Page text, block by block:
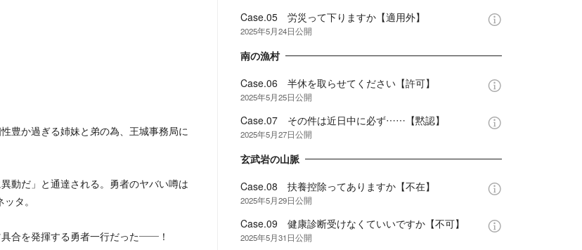
豊か過ぎる姉妹と弟の為、王城事務局に
動だ」と通達される。勇者のヤバい噂は
タ。
合を発揮する勇者一行だった——！
Case.05 労災って下りますか【適用外】
2025年5月24日公開
南の漁村
Case.06 半休を取らせてください【許可】
2025年5月25日公開
Case.07 その件は近日中に必ず……【黙認】
2025年5月27日公開
玄武岩の山脈
Case.08 扶養控除ってありますか【不在】
2025年5月29日公開
Case.09 健康診断受けなくていいですか【不可】
2025年5月31日公開